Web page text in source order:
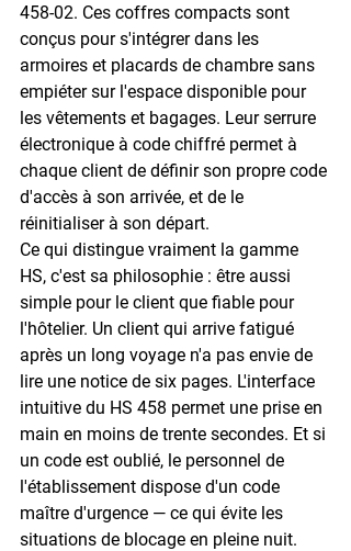
458-02. Ces coffres compacts sont
conçus pour s'intégrer dans les
armoires et placards de chambre sans
empiéter sur l'espace disponible pour
les vêtements et bagages. Leur serrure
électronique à code chiffré permet à
chaque client de définir son propre code
d'accès à son arrivée, et de le
réinitialiser à son départ.
Ce qui distingue vraiment la gamme
HS, c'est sa philosophie : être aussi
simple pour le client que fiable pour
l'hôtelier. Un client qui arrive fatigué
après un long voyage n'a pas envie de
lire une notice de six pages. L'interface
intuitive du HS 458 permet une prise en
main en moins de trente secondes. Et si
un code est oublié, le personnel de
l'établissement dispose d'un code
maître d'urgence — ce qui évite les
situations de blocage en pleine nuit.